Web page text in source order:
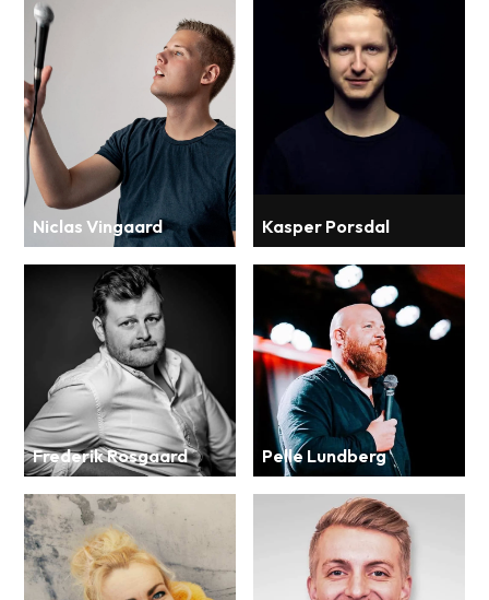
Niclas Vingaard Kasper Porsdal
Frederik Rosgaard Pelle Lundberg